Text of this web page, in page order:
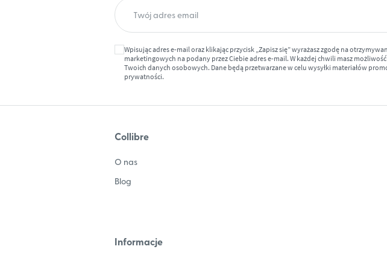
Wpisując adres e-mail oraz klikając przycisk „Zapisz się” wyrażasz zgodę na
marketingowych na podany przez Ciebie adres e-mail. W każdej chwili masz
Twoich danych osobowych. Dane będą przetwarzane w celu wysyłki materiałów
prywatności.
Collibre
O nas
Blog
Informacje